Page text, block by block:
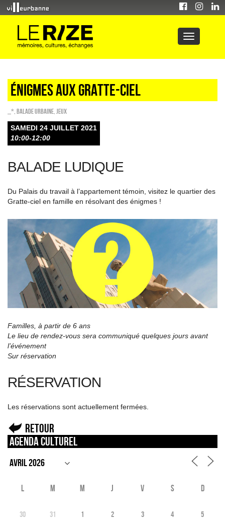
Énigmes aux Gratte-Ciel
_* Balade urbaine Jeux
SAMEDI 24 JUILLET 2021
10:00-12:00
BALADE LUDIQUE
Du Palais du travail à l’appartement témoin, visitez le quartier des
Gratte-ciel en famille en résolvant des énigmes !
Familles, à partir de 6 ans
Le lieu de rendez-vous sera communiqué quelques jours avant
l’événement
Sur réservation
RÉSERVATION
Les réservations sont actuellement fermées.
Retour
Agenda culturel
L M M J V S D
30 31 1 2 3 4 5